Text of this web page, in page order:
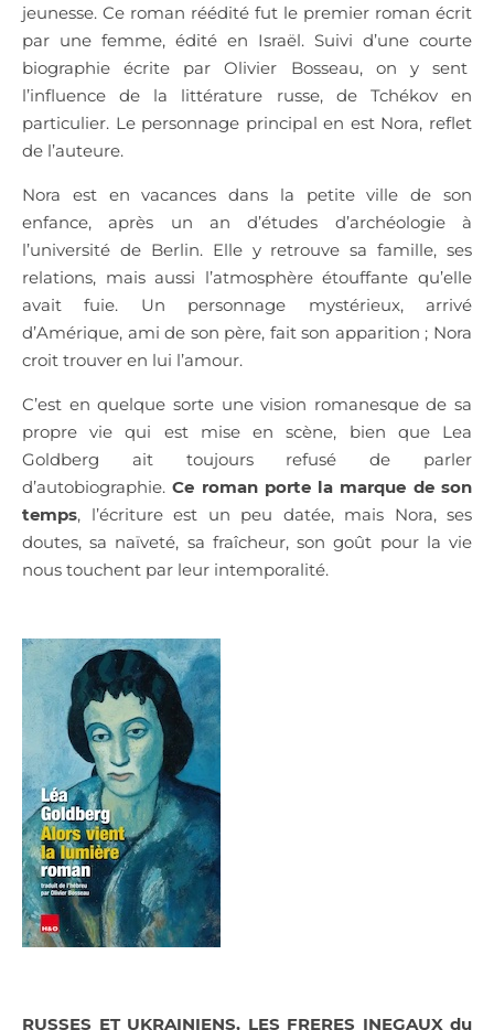
jeunesse. Ce roman réédité fut le premier roman écrit
par une femme, édité en Israël. Suivi d’une courte
biographie écrite par Olivier Bosseau, on y sent
l’influence de la littérature russe, de Tchékov en
particulier. Le personnage principal en est Nora, reflet
de l’auteure.
Nora est en vacances dans la petite ville de son
enfance, après un an d’études d’archéologie à
l’université de Berlin. Elle y retrouve sa famille, ses
relations, mais aussi l’atmosphère étouffante qu’elle
avait fuie. Un personnage mystérieux, arrivé
d’Amérique, ami de son père, fait son apparition ; Nora
croit trouver en lui l’amour.
C’est en quelque sorte une vision romanesque de sa
propre vie qui est mise en scène, bien que Lea
Goldberg ait toujours refusé de parler
d’autobiographie.Ce roman porte la marque de son
temps, l’écriture est un peu datée, mais Nora, ses
doutes, sa naïveté, sa fraîcheur, son goût pour la vie
nous touchent par leur intemporalité.
RUSSES ET UKRAINIENS, LES FRERES INEGAUX du